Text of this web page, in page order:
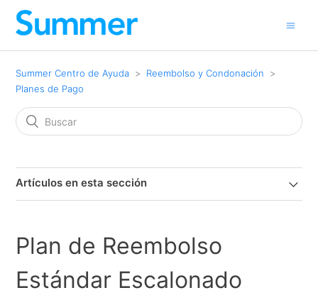
Summer Centro de Ayuda
Reembolso y Condonación
Planes de Pago
Artículos en esta sección
Plan de Reembolso
Estándar Escalonado